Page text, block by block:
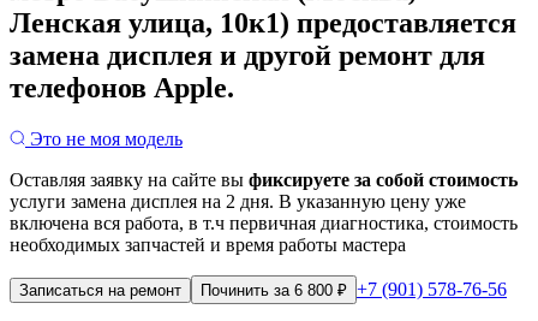
Ленская улица, 10к1) предоставляется
замена дисплея и другой ремонт для
телефонов Apple.
Это не моя модель
Оставляя заявку на сайте вы фиксируете за собой стоимость
услуги замена дисплея на 2 дня. В указанную цену уже
включена вся работа, в т.ч первичная диагностика, стоимость
необходимых запчастей и время работы мастера
Записаться на ремонт Починить за 6 800 ₽ +7 (901) 578-76-56